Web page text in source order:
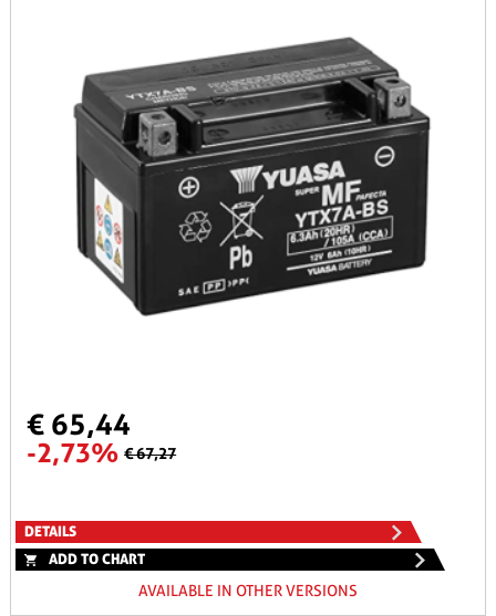
€ 65,44
-2,73% € 67,27
DETAILS
ADD TO CHART
AVAILABLE IN OTHER VERSIONS